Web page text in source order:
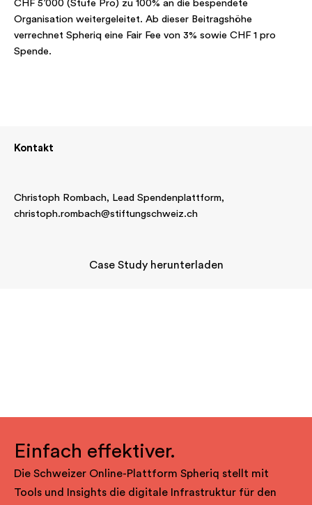
CHF 5’000 (Stufe Pro) zu 100% an die bespendete
Organisation weitergeleitet. Ab dieser Beitragshöhe
verrechnet Spheriq eine Fair Fee von 3% sowie CHF 1 pro
Spende.
Kontakt
Christoph Rombach, Lead Spendenplattform,
christoph.rombach@stiftungschweiz.ch
Case Study herunterladen
Einfach effektiver.
Die Schweizer Online-Plattform Spheriq stellt mit
Tools und Insights die digitale Infrastruktur für den